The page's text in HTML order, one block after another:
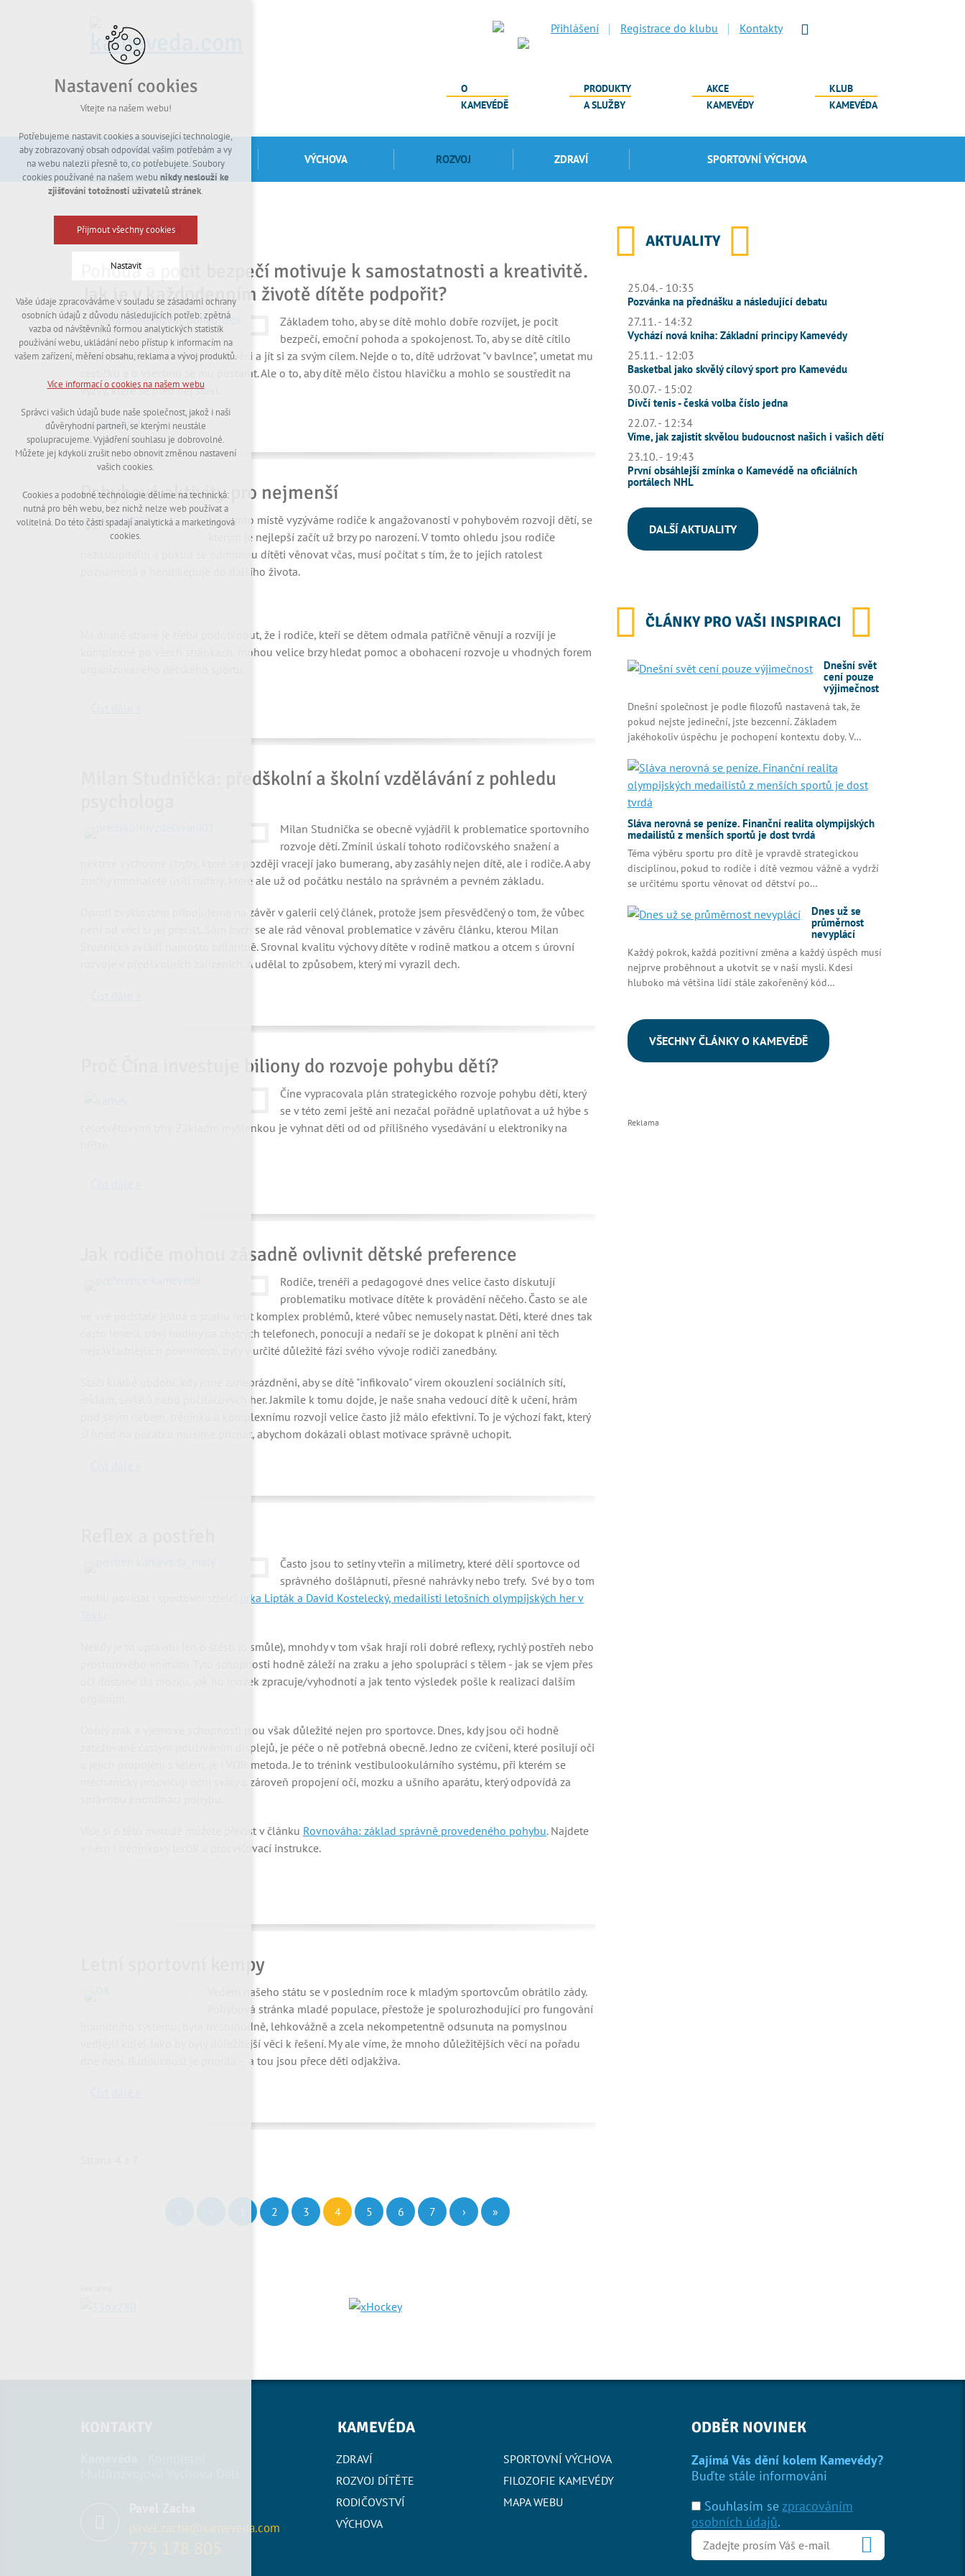
Přihlášení Registrace do klubu Kontakty
O
KAMEVÉDĚ
PRODUKTY
A SLUŽBY
AKCE
KAMEVÉDY
KLUB
KAMEVÉDA
RODIČOVSTVÍ VÝCHOVA ROZVOJ ZDRAVÍ SPORTOVNÍ VÝCHOVA
Kamevéda Rozvoj
Pohoda a pocit bezpečí motivuje k samostatnosti a kreativitě.
Jak je v každodenním životě dítěte podpořit?
Základem toho, aby se dítě mohlo dobře rozvíjet, je pocit
bezpečí, emoční pohoda a spokojenost. To, aby se dítě cítilo
dobře, nebálo se zkoušet nové věci a jít si za svým cílem. Nejde o to, dítě udržovat "v bavlnce", umetat mu
cestičku a o všechno se mu postarat. Ale o to, aby dítě mělo čistou hlavičku a mohlo se soustředit na
výzvy, které se před něj staví.
Číst dále »
Pohybové aktivity pro nejmenší
Na tomto místě vyzýváme rodiče k angažovanosti v pohybovém rozvoji dětí, se
kterým je nejlepší začít už brzy po narození. V tomto ohledu jsou rodiče
nezastupitelní a pokud se odmítnou dítěti věnovat včas, musí počítat s tím, že to jejich ratolest
poznamená a hendikepuje do dalšího života.
Na druhé straně je třeba podotknout, že i rodiče, kteří se dětem odmala patřičně věnují a rozvíjí je
komplexně po všech stránkách, mohou velice brzy hledat pomoc a obohacení rozvoje u vhodných forem
Milan Studnička: předškolní a školní vzdělávání z pohledu
Milan Studnička se obecně vyjádřil k problematice sportovního
rozvoje dětí. Zmínil úskalí tohoto rodičovského snažení a
některé výchovné chyby, které se později vracejí jako bumerang, aby zasáhly nejen dítě, ale i rodiče. A aby
zničily mnohaleté úsilí rodiny, které ale už od počátku nestálo na správném a pevném základu.
Oproti zvyklostem připojujeme na závěr v galerii celý článek, protože jsem přesvědčený o tom, že vůbec
není od věci si jej přečíst. Sám bych se ale rád věnoval problematice v závěru článku, kterou Milan
Studnička zvládl naprosto brilantně. Srovnal kvalitu výchovy dítěte v rodině matkou a otcem s úrovní
rozvoje v předškolních zařízeních. A udělal to způsobem, který mi vyrazil dech.
Proč Čína investuje biliony do rozvoje pohybu dětí?
Číne vypracovala plán strategického rozvoje pohybu dětí, který
se v této zemi ještě ani nezačal pořádně uplatňovat a už hýbe s
celosvětovými trhy. Základní myšlenkou je vyhnat děti od od přílišného vysedávání u elektroniky na
Jak rodiče mohou zásadně ovlivnit dětské preference
Rodiče, trenéři a pedagogové dnes velice často diskutují
problematiku motivace dítěte k provádění něčeho. Často se ale
ve své podstatě jedná o snahu řešit komplex problémů, které vůbec nemusely nastat. Děti, které dnes tak
často lenoší, tráví hodiny na chytrých telefonech, ponocují a nedaří se je dokopat k plnění ani těch
nejzákladnějších povinností, byly v určité důležité fázi svého vývoje rodiči zanedbány.
Stačí krátké období, kdy jsme zaneprázdněni, aby se dítě "infikovalo" virem okouzlení sociálních sítí,
reklam, seriálů nebo počítačových her. Jakmile k tomu dojde, je naše snaha vedoucí dítě k učení, hrám
pod širým nebem, tréninku a komplexnímu rozvoji velice často již málo efektivní. To je výchozí fakt, který
si hned na počátku musíme přiznat, abychom dokázali oblast motivace správně uchopit.
Často jsou to setiny vteřin a milimetry, které dělí sportovce od
správného došlápnutí, přesné nahrávky nebo trefy. Své by o tom
Jirka Lipták a David Kostelecký, medailisti letošních olympijských her v
Někdy je to opravdu jen o štěstí (o smůle), mnohdy v tom však hrají roli dobré reflexy, rychlý postřeh nebo
prostorového vnímání. Tyto schopnosti hodně záleží na zraku a jeho spolupráci s tělem - jak se vjem přes
oči dostane do mozku, jak ho mozek zpracuje/vyhodnotí a jak tento výsledek pošle k realizaci dalším
Dobrý zrak a vjemové schopnosti jsou však důležité nejen pro sportovce. Dnes, kdy jsou oči hodně
zatěžované častým používáním displejů, je péče o ně potřebná obecně. Jedno ze cvičení, které posilují oči
a jejich propojení s tělem, je i VOR metoda. Je to trénink vestibulookulárního systému, při kterém se
mechanicky procvičují oční svaly a zároveň propojení očí, mozku a ušního aparátu, který odpovídá za
Více si o této metodě můžete přečíst v článku Rovnováha: základ správně provedeného pohybu. Najdete
v něm i tréninkový terčík a procvičovací instrukce.
Letní sportovní kempy
Vedení našeho státu se v posledním roce k mladým sportovcům obrátilo zády.
Pohybová stránka mladé populace, přestože je spolurozhodující pro fungování
imunitního systému, byla trestuhodně, lehkovážně a zcela nekompetentně odsunuta na pomyslnou
vedlejší kolej. Jako by byly důležitější věci k řešení. My ale víme, že mnoho důležitějších věcí na pořadu
dne není. Budoucnost je priorita – a tou jsou přece děti odjakživa.
2 3 4 5 6 7 › »
AKTUALITY
25.04. - 10:35
Pozvánka na přednášku a následující debatu
27.11. - 14:32
Vychází nová kniha: Základní principy Kamevédy
25.11. - 12:03
Basketbal jako skvělý cílový sport pro Kamevédu
30.07. - 15:02
Dívčí tenis - česká volba číslo jedna
22.07. - 12:34
Víme, jak zajistit skvělou budoucnost našich i vašich dětí
23.10. - 19:43
První obsáhlejší zmínka o Kamevédě na oficiálních
portálech NHL
DALŠÍ AKTUALITY
ČLÁNKY PRO VAŠI INSPIRACI
Dnešní svět
cení pouze
výjimečnost
Dnešní společnost je podle filozofů nastavená tak, že
pokud nejste jedineční, jste bezcenní. Základem
jakéhokoliv úspěchu je pochopení kontextu doby. V…
Sláva nerovná se peníze. Finanční realita olympijských
medailistů z menších sportů je dost tvrdá
Téma výběru sportu pro dítě je vpravdě strategickou
disciplínou, pokud to rodiče i dítě vezmou vážně a vydrží
se určitému sportu věnovat od dětství po…
Dnes už se
průměrnost
nevyplácí
Každý pokrok, každá pozitivní změna a každý úspěch musí
nejprve proběhnout a ukotvit se v naší mysli. Kdesi
hluboko má většina lidí stále zakořeněný kód…
VŠECHNY ČLÁNKY O KAMEVÉDĚ
Reklama
pavel.zacha@kameveda.com
KAMEVÉDA
ZDRAVÍ
SPORTOVNÍ VÝCHOVA
ROZVOJ DÍTĚTE
FILOZOFIE KAMEVÉDY
RODIČOVSTVÍ
MAPA WEBU
VÝCHOVA
ODBĚR NOVINEK
Zajímá Vás dění kolem Kamevédy?
Buďte stále informováni
Souhlasím sezpracováním
osobních údajů.
Nastavení cookies
Vítejte na našem webu!
Potřebujeme nastavit cookies a související technologie,
aby zobrazovaný obsah odpovídal vašim potřebám a vy
na webu nalezli přesně to, co potřebujete. Soubory
cookies používané na našem webu nikdy neslouží ke
zjišťování totožnosti uživatelů stránek.
Přijmout všechny cookies
Nastavit
Technická cookies
nutná pro provozování webu
udržení kontextu stránek (session): případná
přihlášení, volby jazyka, apod.
Volitelná cookies
analytická pro anonymizované vyhodnocení
návštěvnosti
marketingová cookies (Google,Hotjar)
Více informací o cookies na našem webu
Přijmout všechny cookies
Odmítnout vše
Vaše údaje zpracováváme v souladu se zásadami ochrany
osobních údajů z důvodu následujících potřeb: zpětná
vazba od návštěvníků formou analytických statistik
používání webu, ukládání nebo přístup k informacím na
vašem zařízení, měření obsahu, reklama a vývoj produktů.
Více informací o cookies na našem webu
Správci vašich údajů bude naše společnost, jakož i naši
důvěryhodní partneři, se kterými neustále
spolupracujeme. Vyjádření souhlasu je dobrovolné.
Můžete jej kdykoli zrušit nebo obnovit změnou nastavení
vašich cookies.
Cookies a podobné technologie dělíme na technická:
nutná pro běh webu, bez nichž nelze web používat a
volitelná. Do této části spadají analytická a marketingová
cookies.